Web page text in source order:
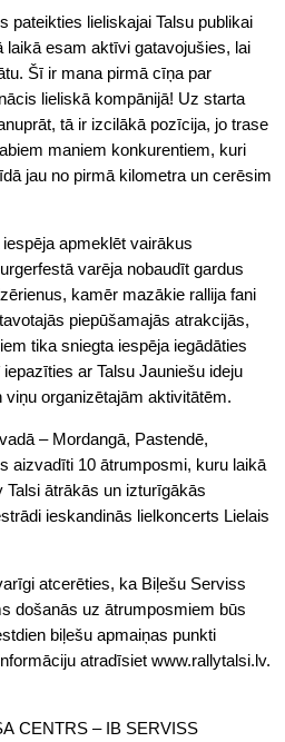
pateikties lieliskajai Talsu publikai
laikā esam aktīvi gatavojušies, lai
Šī ir mana pirmā cīņa par
lieliskā kompānijā! Uz starta
tā ir izcilākā pozīcija, jo trase
maniem konkurentiem, kuri
jau no pirmā kilometra un cerēsim
apmeklēt vairākus
varēja nobaudīt gardus
kamēr mazākie rallija fani
piepūšamajās atrakcijās,
tika sniegta iespēja iegādāties
ar Talsu Jauniešu ideju
organizētajām aktivitātēm.
– Mordangā, Pastendē,
aizvadīti 10 ātrumposmi, kuru laikā
Talsi ātrākās un izturīgākās
ieskandinās lielkoncerts Lielais
atcerēties, ka Biļešu Serviss
došanās uz ātrumposmiem būs
biļešu apmaiņas punkti
atradīsiet www.rallytalsi.lv.
CENTRS – IB SERVISS